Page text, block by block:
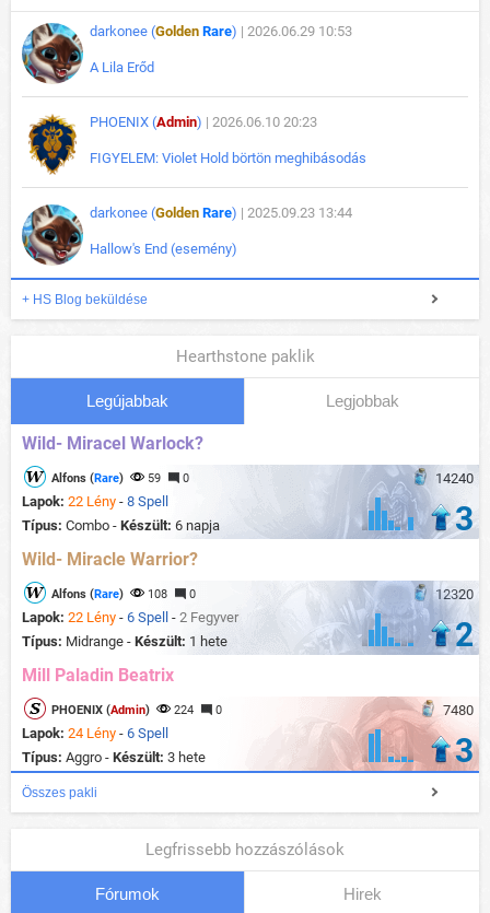
darkonee (Golden Rare) | 2026.06.29 10:53
A Lila Erőd
PHOENIX (Admin) | 2026.06.10 20:23
FIGYELEM: Violet Hold börtön meghibásodás
darkonee (Golden Rare) | 2025.09.23 13:44
Hallow's End (esemény)
+ HS Blog beküldése
Hearthstone paklik
Legújabbak Legjobbak
Wild- Miracel Warlock?
14240
Alfons (Rare) 59 0
Lapok: 22 Lény - 8 Spell
Típus: Combo - Készült: 6 napja 3
Wild- Miracle Warrior?
12320
Alfons (Rare) 108 0
Lapok: 22 Lény - 6 Spell - 2 Fegyver
Típus: Midrange - Készült: 1 hete 2
Mill Paladin Beatrix
7480
PHOENIX (Admin) 224 0
Lapok: 24 Lény - 6 Spell
Típus: Aggro - Készült: 3 hete 3
Összes pakli
Legfrissebb hozzászólások
Fórumok Hirek